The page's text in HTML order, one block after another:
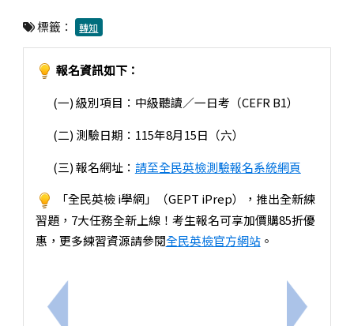
標籤： 轉知
上一筆：115年臺南市機器人營x美光晶片營實施計畫
報名資訊如下：
(一) 級別項目：中級聽讀／一日考（CEFR B1）
(二) 測驗日期：115年8月15日（六）
(三) 報名網址： 請至全民英檢測驗報名系統網頁
「全民英檢 i學網」（GEPT iPrep），推出全新練
習題，7大任務全新上線！考生報名可享加價購85折優
惠，更多練習資源請參閱全民英檢官方網站。
下一筆：